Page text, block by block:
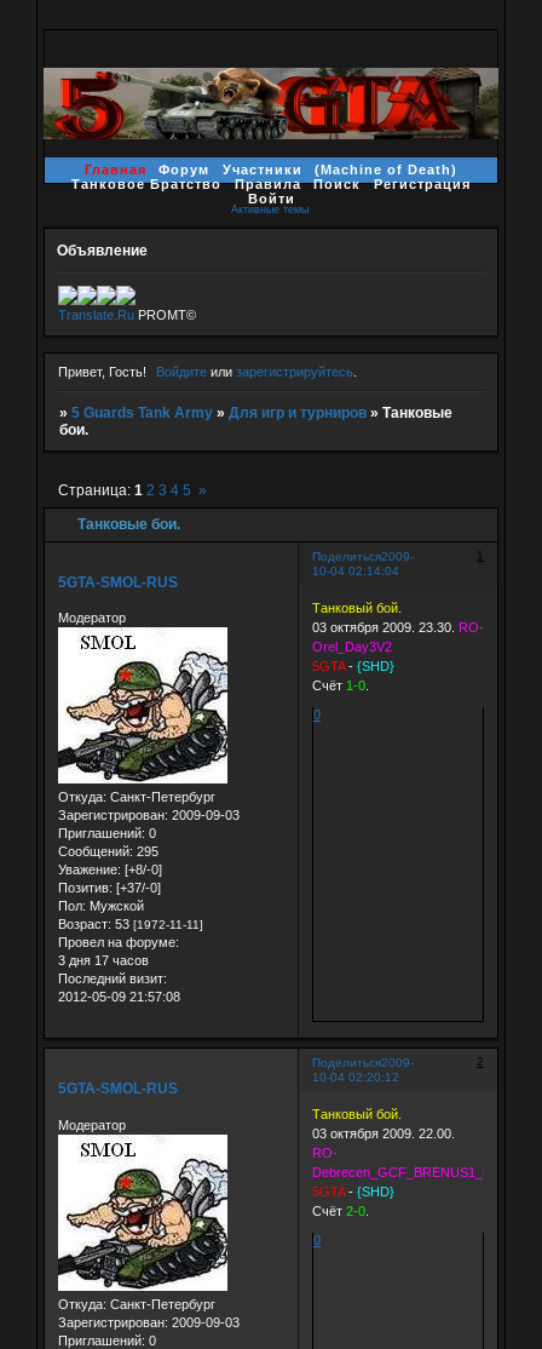
Главная Форум Участники
(Machine of Death)
Танковое Братство
Правила Поиск
Регистрация
Войти
Активные темы
Объявление
Translate.RuPROMT©
Привет, Гость! Войдите илизарегистрируйтесь
» 5 Guards Tank Army » Для игр и турниров » Танковые
бои.
Танковые бои.
Страница: 1 2 3 4 5 »
Поделиться 1
2009-
10-04 02:14:04
5GTA-SMOL-RUS
Модератор
Откуда: Санкт-Петербург
Зарегистрирован: 2009-09-03
Приглашений: 0
Сообщений: 295
Уважение: [+8/-0]
Позитив: [+37/-0]
Пол: Мужской
Возраст: 53 [1972-11-11]
Провел на форуме:
3 дня 17 часов
Последний визит:
2012-05-09 21:57:08
Танковый бой.
03 октября 2009. 23.30. RO-
Orel_Day3V2
5GTA- {SHD}
Счёт 1-0.
0
Поделиться 2
2009-
10-04 02:20:12
5GTA-SMOL-RUS
Модератор
Откуда: Санкт-Петербург
Зарегистрирован: 2009-09-03
Приглашений: 0
Танковый бой.
03 октября 2009. 22.00.
RO-
5GTA- {SHD}
Счёт 2-0.
0